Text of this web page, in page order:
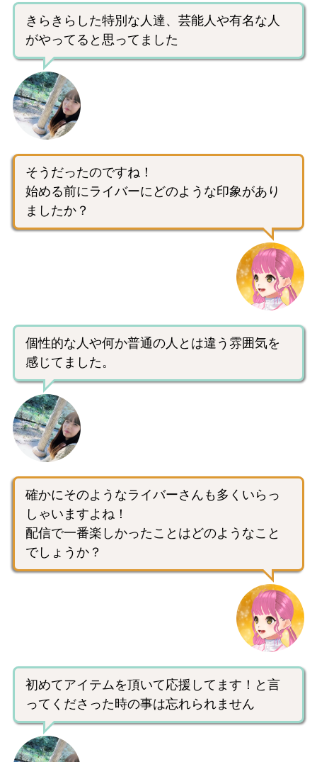
きらきらした特別な人達、芸能人や有名な人
がやってると思ってました
そうだったのですね！
始める前にライバーにどのような印象があり
ましたか？
個性的な人や何か普通の人とは違う雰囲気を
感じてました。
確かにそのようなライバーさんも多くいらっ
しゃいますよね！
配信で一番楽しかったことはどのようなこと
でしょうか？
初めてアイテムを頂いて応援してます！と言
ってくださった時の事は忘れられません